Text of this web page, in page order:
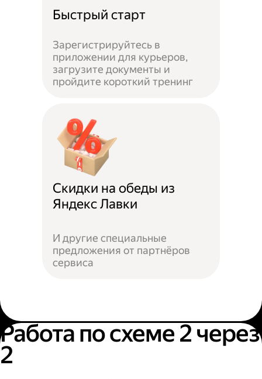
Быстрый старт
Зарегистрируйтесь в
приложении для курьеров,
загрузите документы и
пройдите короткий тренинг
Скидки на обеды из
Яндекс Лавки
И другие специальные
предложения от партнёров
сервиса
Работа по схеме 2 через
2